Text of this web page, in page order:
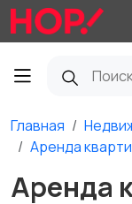
Главная
Аренда
Аренда